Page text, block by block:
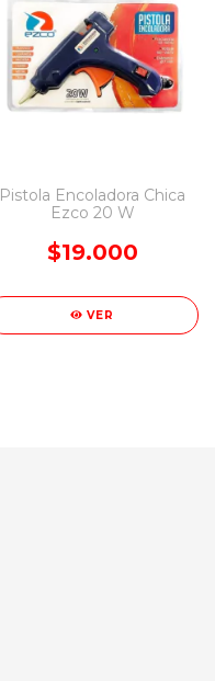
Pistola Encoladora Chica
Ezco 20 W
$19.000
VER